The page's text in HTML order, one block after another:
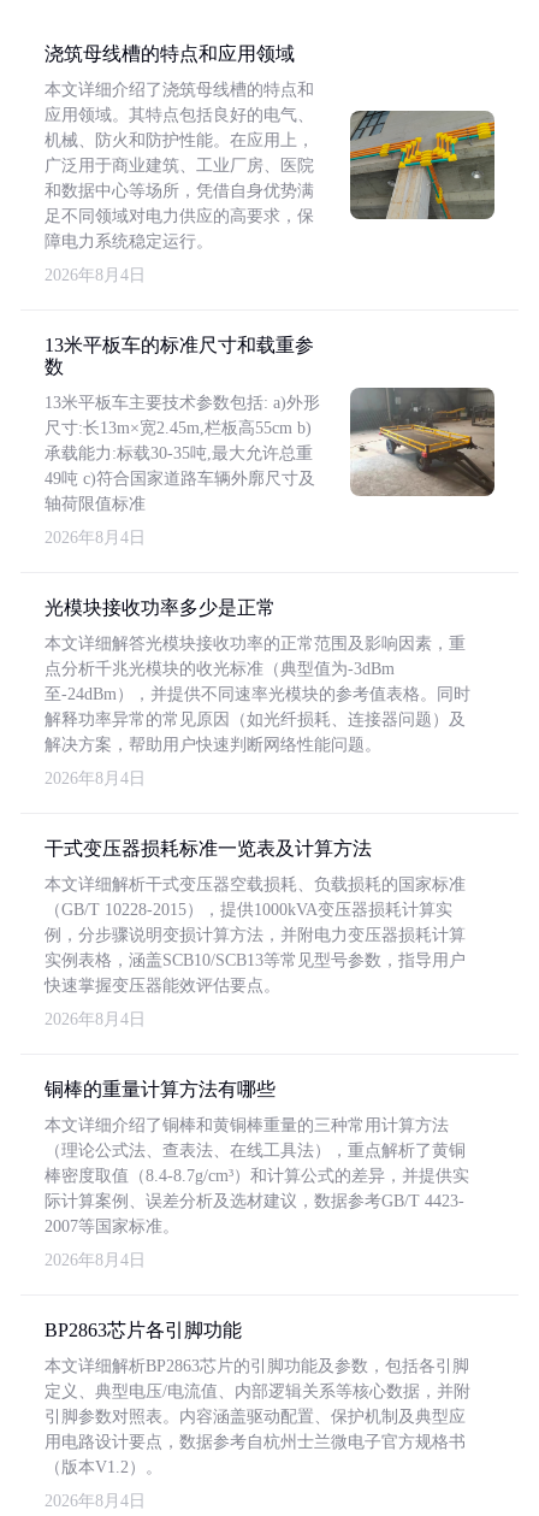
浇筑母线槽的特点和应用领域
本文详细介绍了浇筑母线槽的特点和
应用领域。其特点包括良好的电气、
机械、防火和防护性能。在应用上，
广泛用于商业建筑、工业厂房、医院
和数据中心等场所，凭借自身优势满
足不同领域对电力供应的高要求，保
障电力系统稳定运行。
2026年8月4日
13米平板车的标准尺寸和载重参
数
13米平板车主要技术参数包括: a)外形
尺寸:长13m×宽2.45m,栏板高55cm b)
承载能力:标载30-35吨,最大允许总重
49吨 c)符合国家道路车辆外廓尺寸及
轴荷限值标准
2026年8月4日
光模块接收功率多少是正常
本文详细解答光模块接收功率的正常范围及影响因素，重
点分析千兆光模块的收光标准（典型值为-3dBm
至-24dBm），并提供不同速率光模块的参考值表格。同时
解释功率异常的常见原因（如光纤损耗、连接器问题）及
解决方案，帮助用户快速判断网络性能问题。
2026年8月4日
干式变压器损耗标准一览表及计算方法
本文详细解析干式变压器空载损耗、负载损耗的国家标准
（GB/T 10228-2015），提供1000kVA变压器损耗计算实
例，分步骤说明变损计算方法，并附电力变压器损耗计算
实例表格，涵盖SCB10/SCB13等常见型号参数，指导用户
快速掌握变压器能效评估要点。
2026年8月4日
铜棒的重量计算方法有哪些
本文详细介绍了铜棒和黄铜棒重量的三种常用计算方法
（理论公式法、查表法、在线工具法），重点解析了黄铜
棒密度取值（8.4-8.7g/cm³）和计算公式的差异，并提供实
际计算案例、误差分析及选材建议，数据参考GB/T 4423-
2007等国家标准。
2026年8月4日
BP2863芯片各引脚功能
本文详细解析BP2863芯片的引脚功能及参数，包括各引脚
定义、典型电压/电流值、内部逻辑关系等核心数据，并附
引脚参数对照表。内容涵盖驱动配置、保护机制及典型应
用电路设计要点，数据参考自杭州士兰微电子官方规格书
（版本V1.2）。
2026年8月4日